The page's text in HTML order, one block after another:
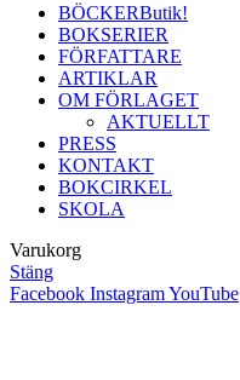
BÖCKERButik!
BOKSERIER
FÖRFATTARE
ARTIKLAR
OM FÖRLAGET
AKTUELLT
PRESS
KONTAKT
BOKCIRKEL
SKOLA
Varukorg
Stäng
Facebook InstagramYouTube